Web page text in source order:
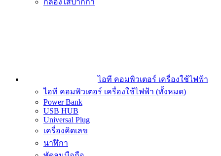
กล่องใส่ปากกา
ไอที คอมพิวเตอร์ เครื่องใช้ไฟฟ้า
ไอที คอมพิวเตอร์ เครื่องใช้ไฟฟ้า (ทั้งหมด)
Power Bank
USB HUB
Universal Plug
เครื่องคิดเลข
นาฬิกา